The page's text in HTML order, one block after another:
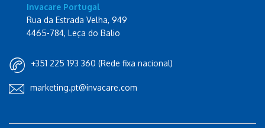
Invacare Portugal
Rua da Estrada Velha, 949
4465-784, Leça do Balio
+351 225 193 360 (Rede fixa nacional)
marketing.pt@invacare.com